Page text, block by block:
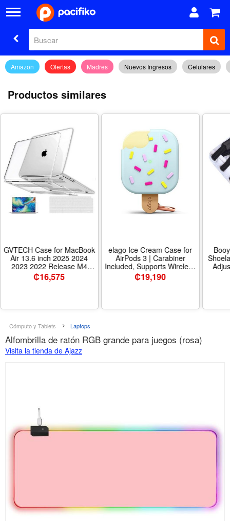
Amazon Ofertas Madres Nuevos Ingresos Celulares
Productos similares
GVTECH Case for MacBook
Air 13.6 inch 2025 2024
2023 2022 Release M4
A3240 M3 A3113 M2
A2681, Crystal Clear
Protector Compatible with
Clear - Tamaño Mac Air
13.6(2022-25 M4 A3240 M3
A
₡16,575
elago Ice Cream Case for
AirPods 3 | Carabiner
Included, Supports Wireless
Charging, Shock Resistant,
Full Protection (Mint) - Color
₡19,190
Cómputo y Tablets Laptops
Alfombrilla de ratón RGB grande para juegos (rosa)
Visita la tienda de Ajazz